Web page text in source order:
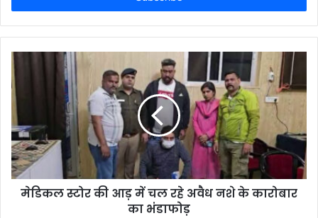
मेडिकल स्टोर की आड़ में चल रहे अवैध नशे के कारोबार
का भंडाफोड़